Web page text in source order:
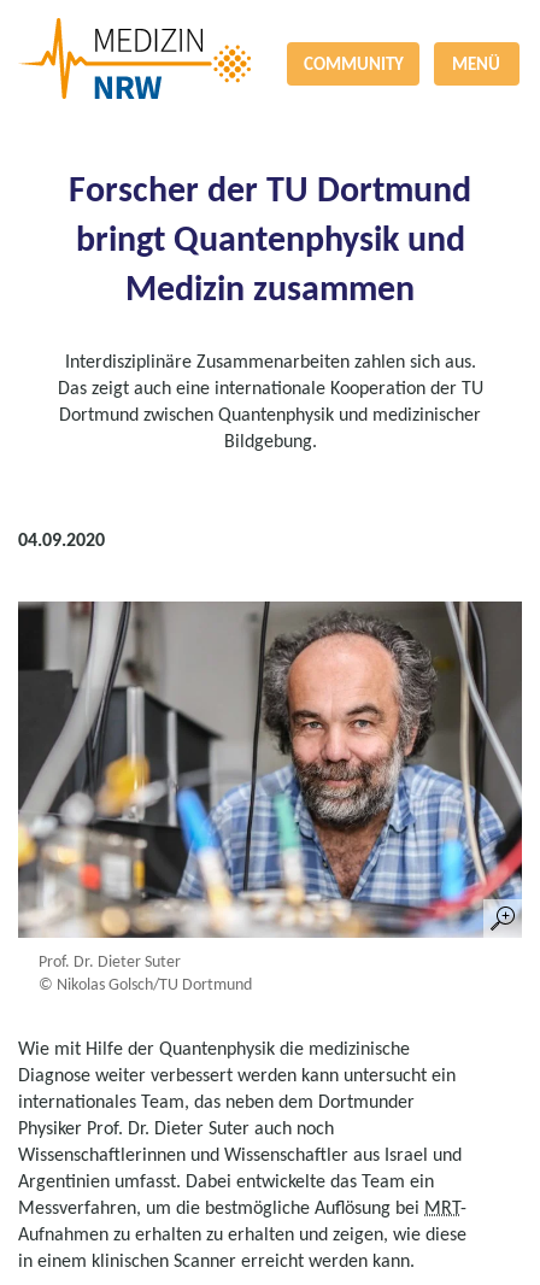
COMMUNITY MENÜ
Forscher der TU Dortmund
bringt Quantenphysik und
Medizin zusammen
Interdisziplinäre Zusammenarbeiten zahlen sich aus.
Das zeigt auch eine internationale Kooperation der TU
Dortmund zwischen Quantenphysik und medizinischer
Bildgebung.
04.09.2020
Prof. Dr. Dieter Suter
© Nikolas Golsch/TU Dortmund
Wie mit Hilfe der Quantenphysik die medizinische
Diagnose weiter verbessert werden kann untersucht ein
internationales Team, das neben dem Dortmunder
Physiker Prof. Dr. Dieter Suter auch noch
Wissenschaftlerinnen und Wissenschaftler aus Israel und
Argentinien umfasst. Dabei entwickelte das Team ein
Messverfahren, um die bestmögliche Auflösung bei MRT-
Aufnahmen zu erhalten zu erhalten und zeigen, wie diese
in einem klinischen Scanner erreicht werden kann.